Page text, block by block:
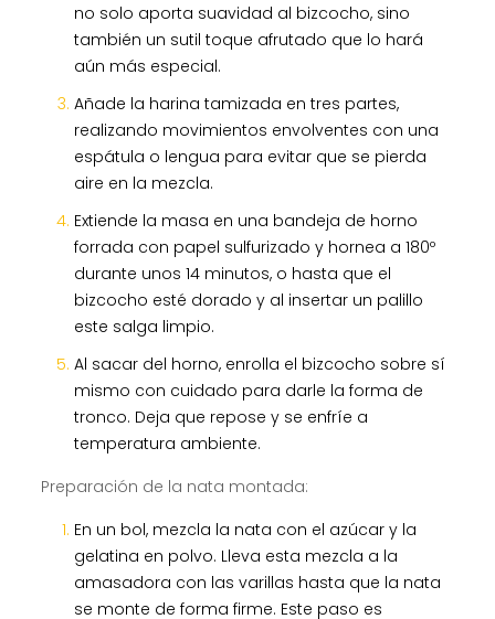
no solo aporta suavidad al bizcocho, sino
también un sutil toque afrutado que lo hará
aún más especial.
Añade la harina tamizada en tres partes,
realizando movimientos envolventes con una
espátula o lengua para evitar que se pierda
aire en la mezcla.
Extiende la masa en una bandeja de horno
forrada con papel sulfurizado y hornea a 180º
durante unos 14 minutos, o hasta que el
bizcocho esté dorado y al insertar un palillo
este salga limpio.
Al sacar del horno, enrolla el bizcocho sobre sí
mismo con cuidado para darle la forma de
tronco. Deja que repose y se enfríe a
temperatura ambiente.
Preparación de la nata montada:
En un bol, mezcla la nata con el azúcar y la
gelatina en polvo. Lleva esta mezcla a la
amasadora con las varillas hasta que la nata
se monte de forma firme. Este paso es